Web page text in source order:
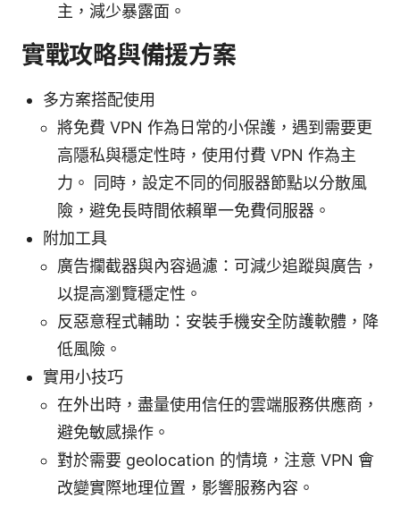
主，減少暴露面。
實戰攻略與備援方案
多方案搭配使用
將免費 VPN 作為日常的小保護，遇到需要更
高隱私與穩定性時，使用付費 VPN 作為主
力。 同時，設定不同的伺服器節點以分散風
險，避免長時間依賴單一免費伺服器。
附加工具
廣告攔截器與內容過濾：可減少追蹤與廣告，
以提高瀏覽穩定性。
反惡意程式輔助：安裝手機安全防護軟體，降
低風險。
實用小技巧
在外出時，盡量使用信任的雲端服務供應商，
避免敏感操作。
對於需要 geolocation 的情境，注意 VPN 會
改變實際地理位置，影響服務內容。